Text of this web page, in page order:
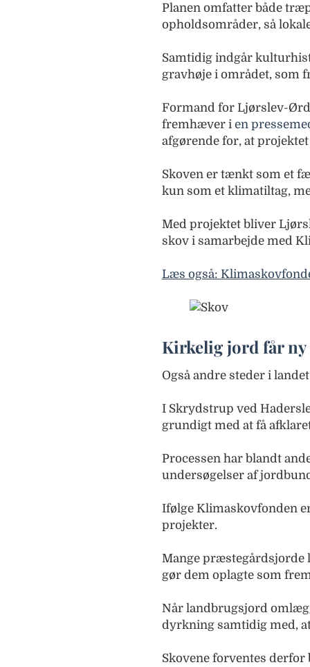
Planen omfatter både
opholdsområder, så
Samtidig indgår
gravhøje i området, som
Formand for Ljørslev-
fremhæver i en
afgørende for, at
Skoven er tænkt som et
kun som et klimatiltag,
Med projektet bliver
skov i samarbejde med
Læs også:
Kirkelig jord får ny
Også andre steder i
I Skrydstrup ved
grundigt med at få
Processen har blandt
undersøgelser af
Ifølge Klimaskovfonden
projekter.
Mange præstegårdsjorde
gør dem oplagte som
Når landbrugsjord
dyrkning samtidig med,
Skovene forventes derfor